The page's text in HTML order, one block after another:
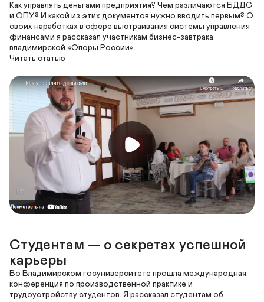
Как управлять деньгами предприятия? Чем различаются БДДС
и ОПУ? И какой из этих документов нужно вводить первым? О
своих наработках в сфере выстраивания системы управления
финансами я рассказал участникам бизнес-завтрака
владимирской «Опоры России».
Студентам — о секретах успешной
карьеры
Во Владимирском госуниверситете прошла международная
конференция по производственной практике и
трудоустройству студентов. Я рассказал студентам об